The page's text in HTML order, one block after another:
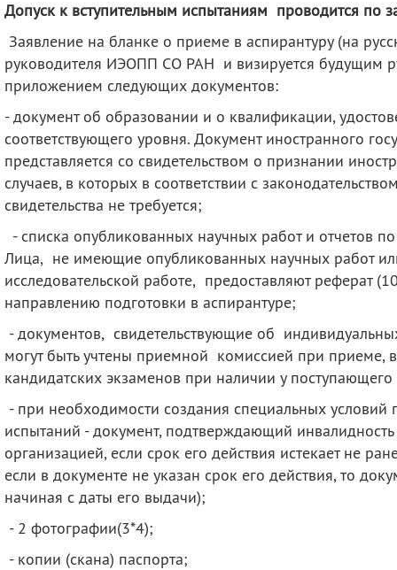
Допуск к вступительным испытаниям проводится по
Заявление на бланке о приеме в аспирантуру (на
руководителя ИЭОПП СО РАН и визируется будущим
приложением следующих документов:
- документ об образовании и о квалификации,
соответствующего уровня. Документ иностранного
представляется со свидетельством о признании
случаев, в которых в соответствии с
свидетельства не требуется;
- списка опубликованных научных работ и отчетов
Лица, не имеющие опубликованных научных работ
исследовательской работе, предоставляют реферат
направлению подготовки в аспирантуре;
- документов, свидетельствующие об
могут быть учтены приемной комиссией при приеме,
кандидатских экзаменов при наличии у
- при необходимости создания специальных условий
испытаний - документ, подтверждающий
организацией, если срок его действия истекает не
если в документе не указан срок его действия, то
начиная с даты его выдачи);
- 2 фотографии(3*4);
- копии (скана) паспорта;